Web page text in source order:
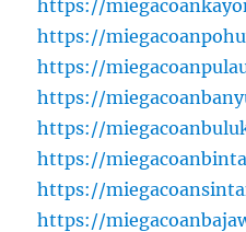
https://
https://
https://
https://
https://
https://
https://
https://